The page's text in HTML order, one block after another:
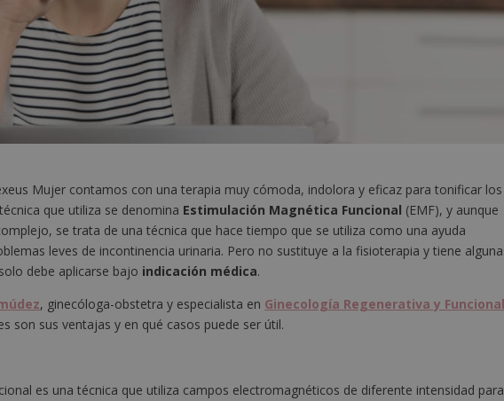
Mujer contamos con una terapia muy cómoda, indolora y eficaz para tonificar los
que utiliza se denomina Estimulación Magnética Funcional (EMF), y aunque
se trata de una técnica que hace tiempo que se utiliza como una ayuda
leves de incontinencia urinaria. Pero no sustituye a la fisioterapia y tiene
debe aplicarse bajo indicación médica.
, ginecóloga-obstetra y especialista en Ginecología Regenerativa y Funcional
son sus ventajas y en qué casos puede ser útil.
es una técnica que utiliza campos electromagnéticos de diferente intensidad para